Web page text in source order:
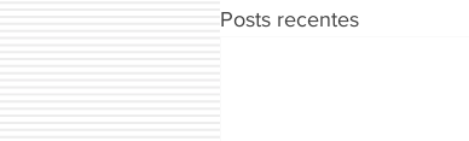
Posts recentes